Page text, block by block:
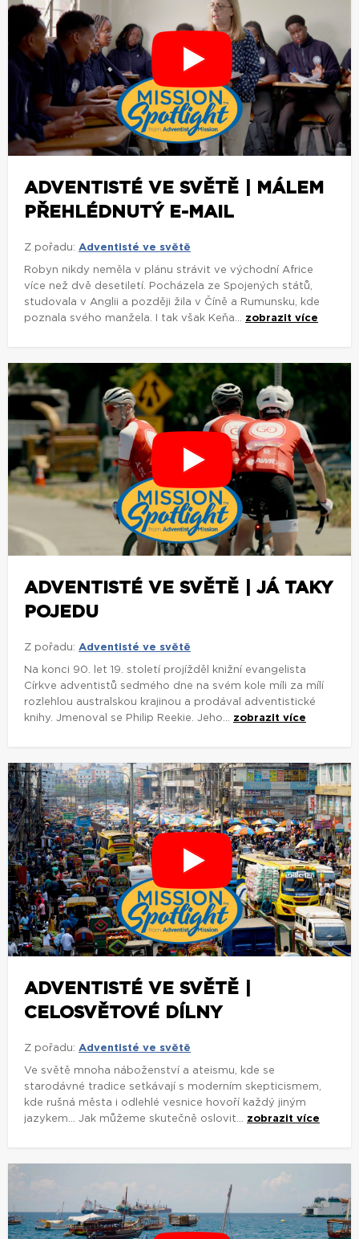
ADVENTISTÉ VE SVĚTĚ | MÁLEM
PŘEHLÉDNUTÝ E-MAIL
Z pořadu: Adventisté ve světě
Robyn nikdy neměla v plánu strávit ve východní Africe
více než dvě desetiletí. Pocházela ze Spojených států,
studovala v Anglii a později žila v Číně a Rumunsku, kde
poznala svého manžela. I tak však Keňa... zobrazit více
ADVENTISTÉ VE SVĚTĚ | JÁ TAKY
POJEDU
Z pořadu: Adventisté ve světě
Na konci 90. let 19. století projížděl knižní evangelista
Církve adventistů sedmého dne na svém kole míli za mílí
rozlehlou australskou krajinou a prodával adventistické
knihy. Jmenoval se Philip Reekie. Jeho... zobrazit více
ADVENTISTÉ VE SVĚTĚ |
CELOSVĚTOVÉ DÍLNY
Z pořadu: Adventisté ve světě
Ve světě mnoha náboženství a ateismu, kde se
starodávné tradice setkávají s moderním skepticismem,
kde rušná města i odlehlé vesnice hovoří každý jiným
jazykem... Jak můžeme skutečně oslovit... zobrazit více